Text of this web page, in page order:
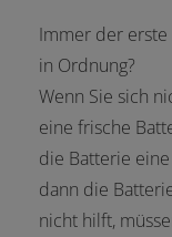
Immer der
in Ordnung?
Wenn Sie sich
eine frische
die Batterie
dann die
nicht hilft,